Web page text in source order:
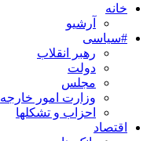
خانه
آرشیو
#سیاسی
رهبر انقلاب
دولت
مجلس
وزارت امور خارجه
احزاب و تشکلها
اقتصاد